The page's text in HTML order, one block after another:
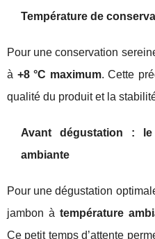
Température de
Pour une conservation
à +8 °C maximum. Cette
qualité du produit et la
Avant dégustation :
ambiante
Pour une dégustation
jambon àtempérature
Ce petit temps d’attente